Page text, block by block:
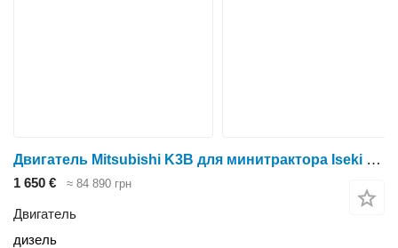
Двигатель Mitsubishi K3B для минитрактора Iseki TX1410, TX145, TX2140, TU1400
1 650 € ≈ 84 890 грн
Двигатель
дизель